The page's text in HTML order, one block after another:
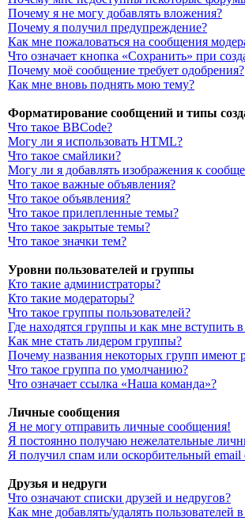
Почему я не могу добавлять вложения?
Почему я получил предупреждение?
Как мне пожаловаться на сообщения
Что означает кнопка «Сохранить» при
Почему моё сообщение требует одобрения?
Как мне вновь поднять мою тему?
Форматирование сообщений и типы
Что такое BBCode?
Могу ли я использовать HTML?
Что такое смайлики?
Могу ли я добавлять изображения к
Что такое важные объявления?
Что такое объявления?
Что такое прилепленные темы?
Что такое закрытые темы?
Что такое значки тем?
Уровни пользователей и группы
Кто такие администраторы?
Кто такие модераторы?
Что такое группы пользователей?
Где находятся группы и как мне вступить
Как мне стать лидером группы?
Почему названия некоторых групп имеют
Что такое группа по умолчанию?
Что означает ссылка «Наша команда»?
Личные сообщения
Я не могу отправить личные сообщения!
Я постоянно получаю нежелательные
Я получил спам или оскорбительный email
Друзья и недруги
Что означают списки друзей и недругов?
Как мне добавлять/удалять пользователей